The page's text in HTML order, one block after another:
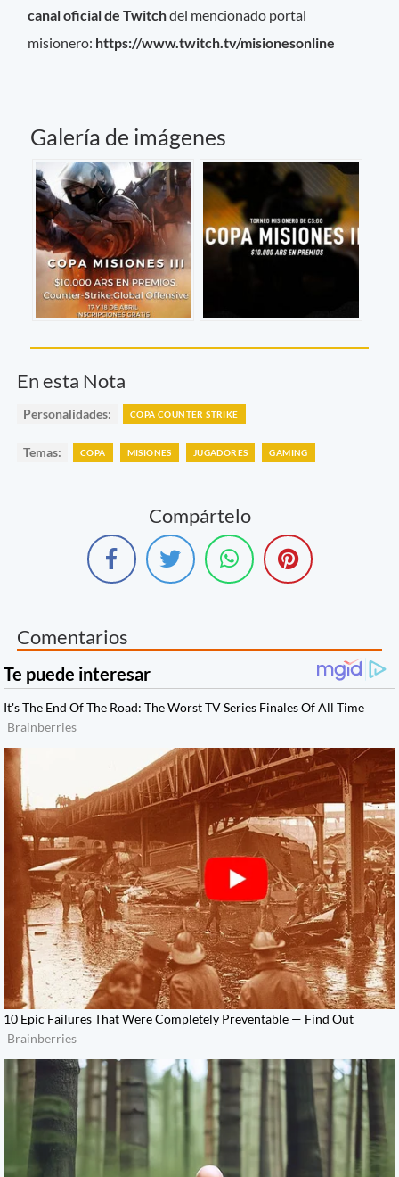
canal oficial de Twitchdel mencionado portal
misionero: https://www.twitch.tv/misionesonline
Galería de imágenes
En esta Nota
Personalidades: COPA COUNTER STRIKE
Temas: COPA MISIONES JUGADORES GAMING
Compártelo
Comentarios